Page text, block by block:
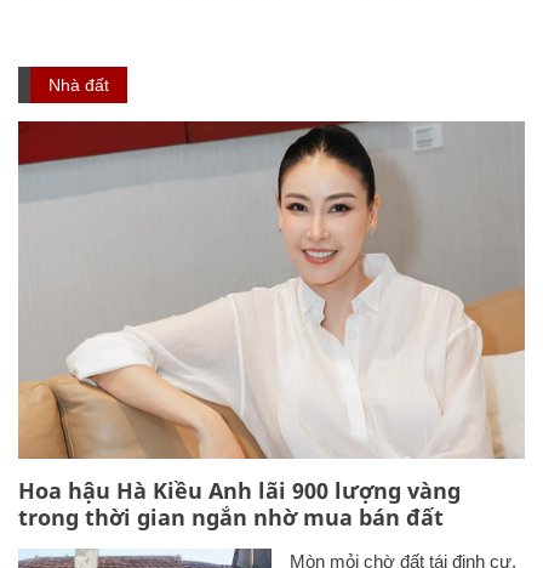
Nhà đất
Hoa hậu Hà Kiều Anh lãi 900 lượng vàng
trong thời gian ngắn nhờ mua bán đất
Mòn mỏi chờ đất tái định cư,